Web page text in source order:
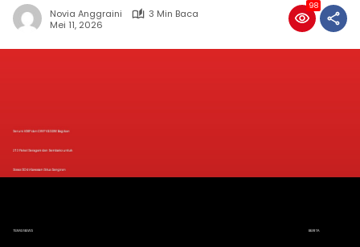
Novia Anggraini
3 Min Baca
Mei 11, 2026
98